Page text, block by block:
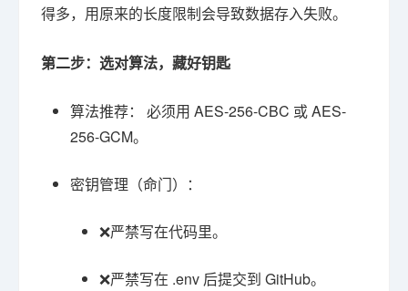
得多，用原来的长度限制会导致数据存入失败。
第二步：选对算法，藏好钥匙
算法推荐： 必须用 AES-256-CBC 或 AES-
256-GCM。
密钥管理（命门）：
❌严禁写在代码里。
❌严禁写在 .env 后提交到 GitHub。